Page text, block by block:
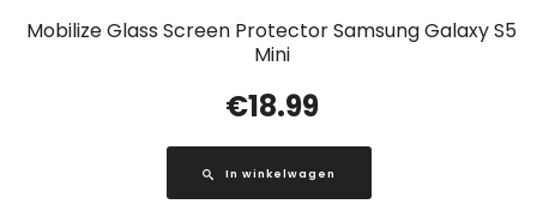
Mobilize Glass Screen Protector Samsung Galaxy S5
Mini
€18.99
In winkelwagen